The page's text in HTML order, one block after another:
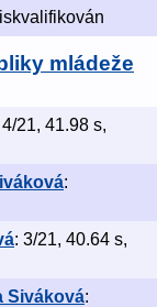
mládeže
4/21, 41.98 s,
:
: 3/21, 40.64 s,
Siváková: